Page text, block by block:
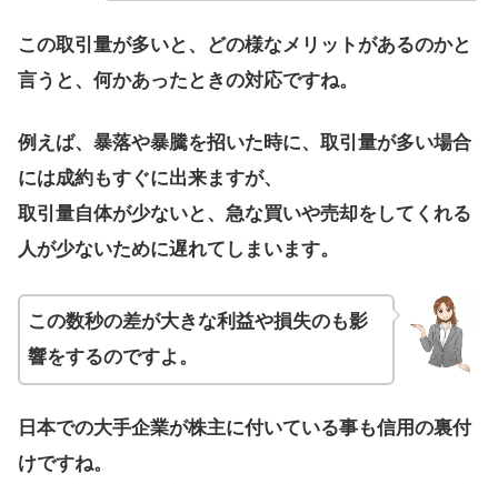
この取引量が多いと、どの様なメリットがあるのかと
言うと、何かあったときの対応ですね。
例えば、暴落や暴騰を招いた時に、取引量が多い場合
には成約もすぐに出来ますが、
取引量自体が少ないと、急な買いや売却をしてくれる
人が少ないために遅れてしまいます。
この数秒の差が大きな利益や損失のも影
響をするのですよ。
日本での大手企業が株主に付いている事も信用の裏付
けですね。